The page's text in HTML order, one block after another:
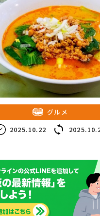
フィットネス
暮らし
教育・子育て
ビジネス
グルメ
2025.10.22